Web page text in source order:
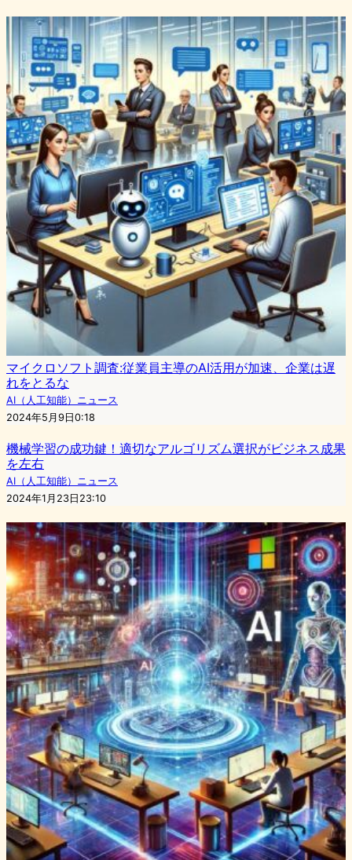
マイクロソフト調査:従業員主導のAI活用が加速、企業は遅
れをとるな
AI（人工知能）ニュース
2024年5月9日0:18
機械学習の成功鍵！適切なアルゴリズム選択がビジネス成果
を左右
AI（人工知能）ニュース
2024年1月23日23:10